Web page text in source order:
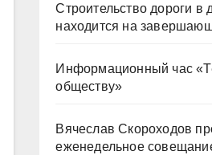
Строительство дороги в
находится на
Информационный час
обществу»
Вячеслав Скороходов
еженедельное